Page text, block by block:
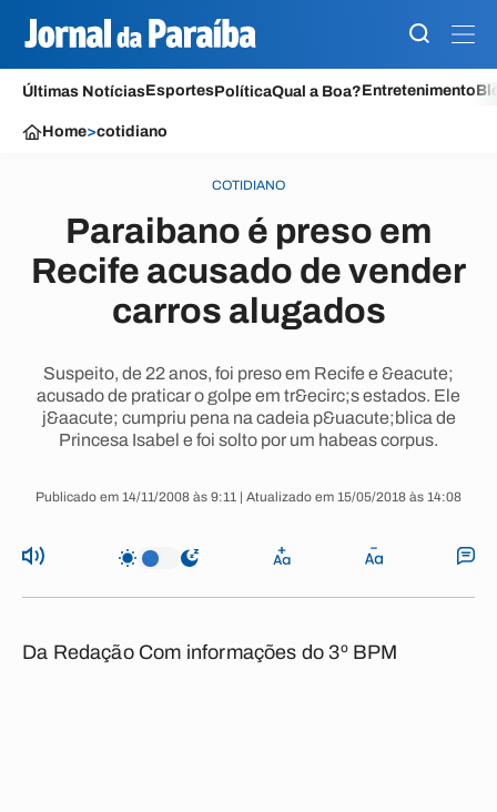
Últimas NotíciasEsportesPolíticaQual a Boa?Entretenimento
Home>cotidiano
COTIDIANO
Paraibano é preso em
Recife acusado de vender
carros alugados
Suspeito, de 22 anos, foi preso em Recife e &eacute;
acusado de praticar o golpe em tr&ecirc;s estados. Ele
j&aacute; cumpriu pena na cadeia p&uacute;blica de
Princesa Isabel e foi solto por um habeas corpus.
Publicado em 14/11/2008 às 9:11 | Atualizado em 15/05/2018 às 14:08
Da Redação Com informações do 3º BPM